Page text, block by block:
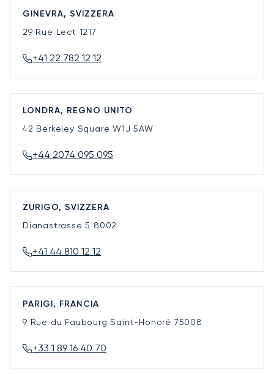
GINEVRA, SVIZZERA
29 Rue Lect 1217
+41 22 782 12 12
LONDRA, REGNO UNITO
42 Berkeley SquareW1J 5AW
+44 2074 095 095
ZURIGO, SVIZZERA
Dianastrasse 5 8002
+41 44 810 12 12
PARIGI, FRANCIA
9 Rue du Faubourg Saint-Honoré 75008
+33 1 89 16 40 70